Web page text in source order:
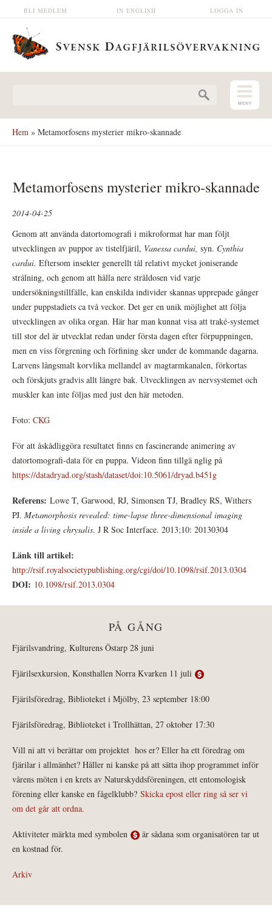
Hoppa till huvudinnehåll LOGGA IN
IN ENGLISH
BLI MEDLEM
Hem » Metamorfosens mysterier mikro-skannade
Metamorfosens mysterier mikro-skannade
2014-04-25
Genom att använda datortomografi i mikroformat har man följt
utvecklingen av puppor av tistelfjäril, Vanessa cardui, syn. Cynthia
cardui. Eftersom insekter generellt tål relativt mycket joniserande
strålning, och genom att hålla nere stråldosen vid varje
undersökningstillfälle, kan enskilda individer skannas upprepade gånger
under puppstadiets ca två veckor. Det ger en unik möjlighet att följa
utvecklingen av olika organ. Här har man kunnat visa att traké-systemet
till stor del är utvecklat redan under första dagen efter förpuppningen,
men en viss förgrening och förfining sker under de kommande dagarna.
Larvens långsmalt korvlika mellandel av magtarmkanalen, förkortas
och förskjuts gradvis allt längre bak. Utvecklingen av nervsystemet och
muskler kan inte följas med just den här metoden.
Foto: CKG
För att åskådliggöra resultatet finns en fascinerande animering av
datortomografi-data för en puppa. Videon finn tillgä nglig på
https://datadryad.org/stash/dataset/doi:10.5061/dryad.b451g
Referens: Lowe T, Garwood, RJ, Simonsen TJ, Bradley RS, Withers
PJ. Metamorphosis revealed: time-lapse three-dimensional imaging
inside a living chrysalis. J R Soc Interface. 2013;10: 20130304
Länk till artikel:
http://rsif.royalsocietypublishing.org/cgi/doi/10.1098/rsif.2013.0304
DOI: 10.1098/rsif.2013.0304
PÅ GÅNG
Fjärilsvandring, Kulturens Östarp 28 juni
Fjärilsexkursion, Konsthallen Norra Kvarken 11 juli
Fjärilsföredrag, Biblioteket i Mjölby, 23 september 18:00
Fjärilsföredrag, Biblioteket i Trollhättan, 27 oktober 17:30
Vill ni att vi berättar om projektet hos er? Eller ha ett föredrag om
fjärilar i allmänhet? Håller ni kanske på att sätta ihop programmet inför
vårens möten i en krets av Naturskyddsföreningen, ett entomologisk
förening eller kanske en fågelklubb? Skicka epost eller ring så ser vi
om det går att ordna.
Aktiviteter märkta med symbolen
är sådana som organisatören tar ut
en kostnad för.
Arkiv